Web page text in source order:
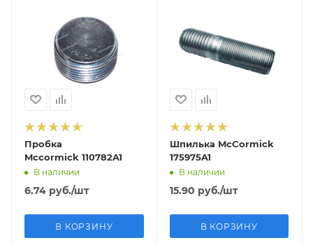
Пробка
Mccormick 110782A1
В наличии
6.74 руб./шт
В КОРЗИНУ
Шпилька McCormick
175975A1
В наличии
15.90 руб./шт
В КОРЗИНУ